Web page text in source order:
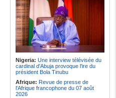
extermine la faune sauvage
Congo-Kinshasa:Après l'accord
avec une branche des FDLR, les
zones d'ombre persistent
Centrafrique: Un gendarme détenu
par le groupe armé AAKG retrouve
la liberté
Rome et Kigali discutent
d'une possible externalisation au
pays des procédures d'asile à
destination de l'Italie
Nigeria: Une interview télévisée du
cardinal d'Abuja provoque l'ire du
président Bola Tinubu
Afrique: Revue de presse de
l'Afrique francophone du 07 août
2026